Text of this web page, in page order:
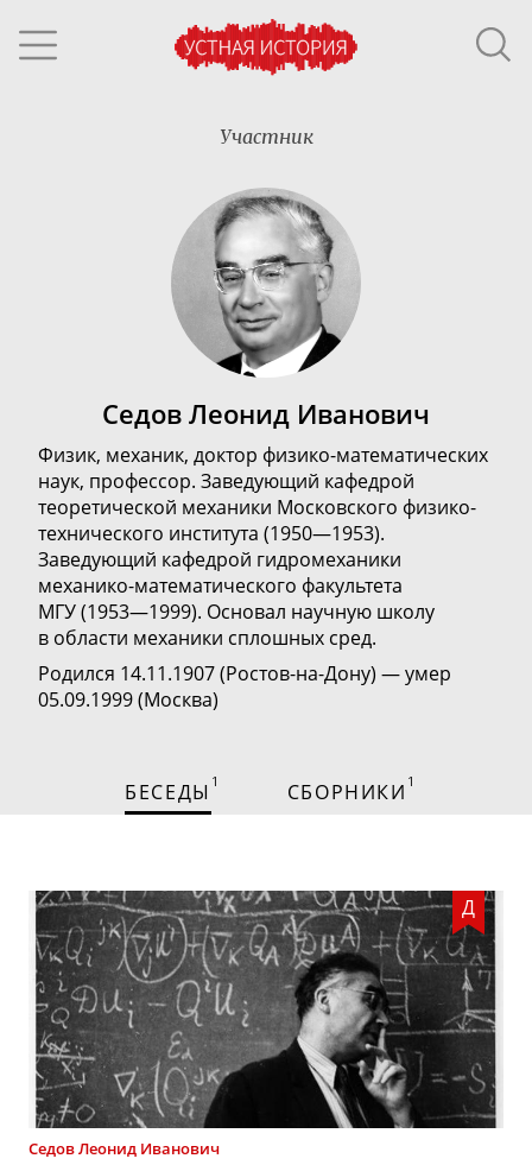
Участник
Седов Леонид Иванович
Физик, механик, доктор физико-математических
наук, профессор. Заведующий кафедрой
теоретической механики Московского физико-
технического института (1950—1953).
Заведующий кафедрой гидромеханики
механико-математического факультета
МГУ (1953—1999). Основал научную школу
в области механики сплошных сред.
Родился 14.11.1907 (Ростов-на-Дону) — умер
05.09.1999 (Москва)
БЕСЕДЫ 1 СБОРНИКИ 1
Д
СедовЛеонид Иванович